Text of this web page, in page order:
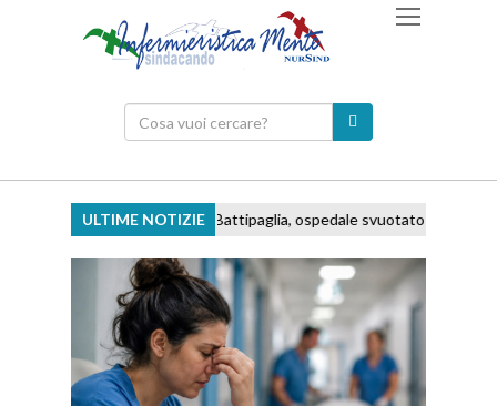
ULTIME NOTIZIEBattipaglia, ospedale svuotato e personale